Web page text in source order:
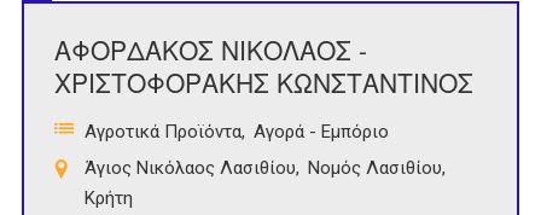
ΑΦΟΡΔΑΚΟΣ ΝΙΚΟΛΑΟΣ -
ΧΡΙΣΤΟΦΟΡΑΚΗΣ ΚΩΝΣΤΑΝΤΙΝΟΣ
Αγροτικά Προϊόντα Αγορά - Εμπόριο
Άγιος Νικόλαος Λασιθίου
Νομός Λασιθίου
Κρήτη